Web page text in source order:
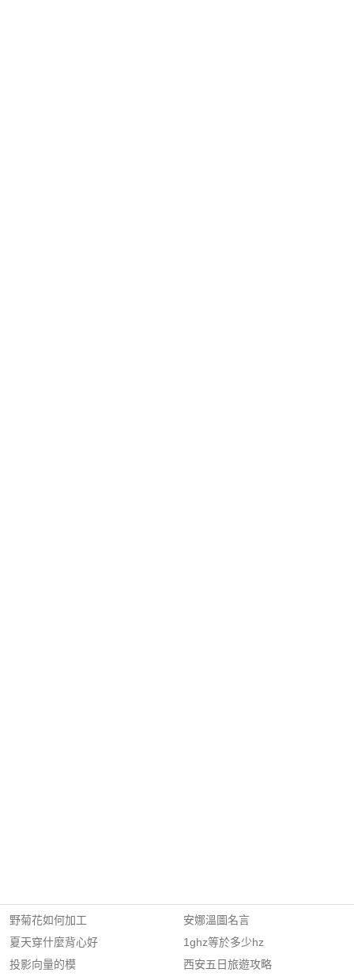
野菊花如何加工
夏天穿什麼背心好
投影向量的模
安娜溫圖名言
1ghz等於多少hz
西安五日旅遊攻略